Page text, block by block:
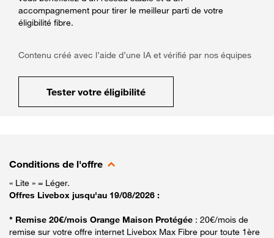
accompagnement pour tirer le meilleur parti de votre
éligibilité fibre.
Contenu créé avec l’aide d’une IA et vérifié par nos équipes
Tester votre éligibilité
Conditions de l'offre
« Lite » = Léger.
Offres Livebox jusqu'au 19/08/2026 :
* Remise 20€/mois Orange Maison Protégée : 20€/mois de
remise sur votre offre internet Livebox Max Fibre pour toute 1ère